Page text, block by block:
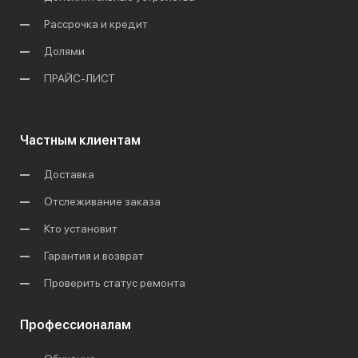
Рассрочка и кредит
Долями
ПРАЙС-ЛИСТ
Частным клиентам
Доставка
Отслеживание заказа
Кто установит
Гарантия и возврат
Проверить статус ремонта
Профессионалам